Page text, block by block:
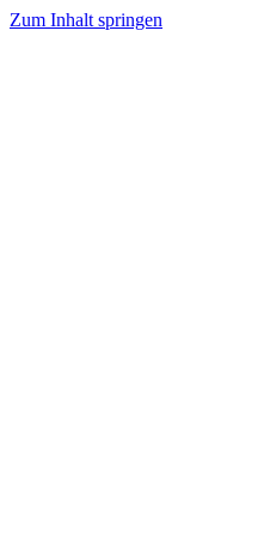
Zum Inhalt springen